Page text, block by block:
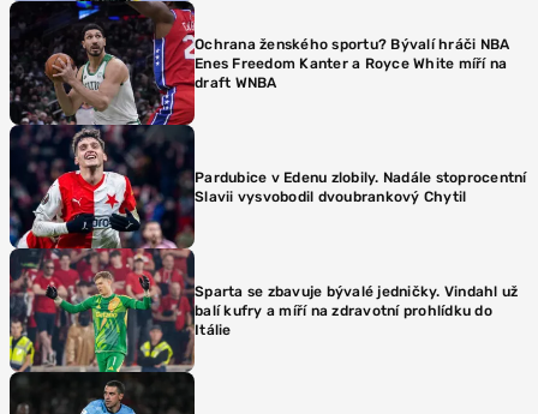
Ochrana ženského sportu? Bývalí hráči NBA
Enes Freedom Kanter a Royce White míří na
draft WNBA
Pardubice v Edenu zlobily. Nadále stoprocentní
Slavii vysvobodil dvoubrankový Chytil
Sparta se zbavuje bývalé jedničky. Vindahl už
balí kufry a míří na zdravotní prohlídku do
Itálie